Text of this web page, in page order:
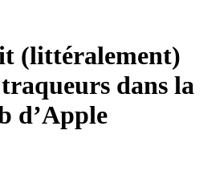
(littéralement)
dans la
d’Apple